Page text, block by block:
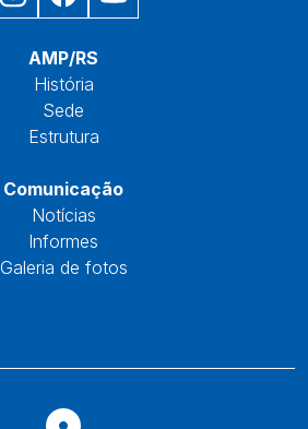
AMP/RS
História
Sede
Estrutura
Comunicação
Notícias
Informes
Galeria de fotos